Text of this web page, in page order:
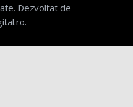
Dezvoltat de